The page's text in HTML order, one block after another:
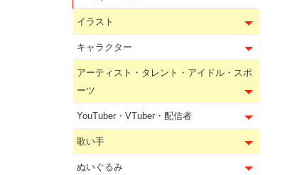
イラスト
キャラクター
アーティスト・タレント・アイドル・スポ
ーツ
YouTuber・VTuber・配信者
歌い手
ぬいぐるみ